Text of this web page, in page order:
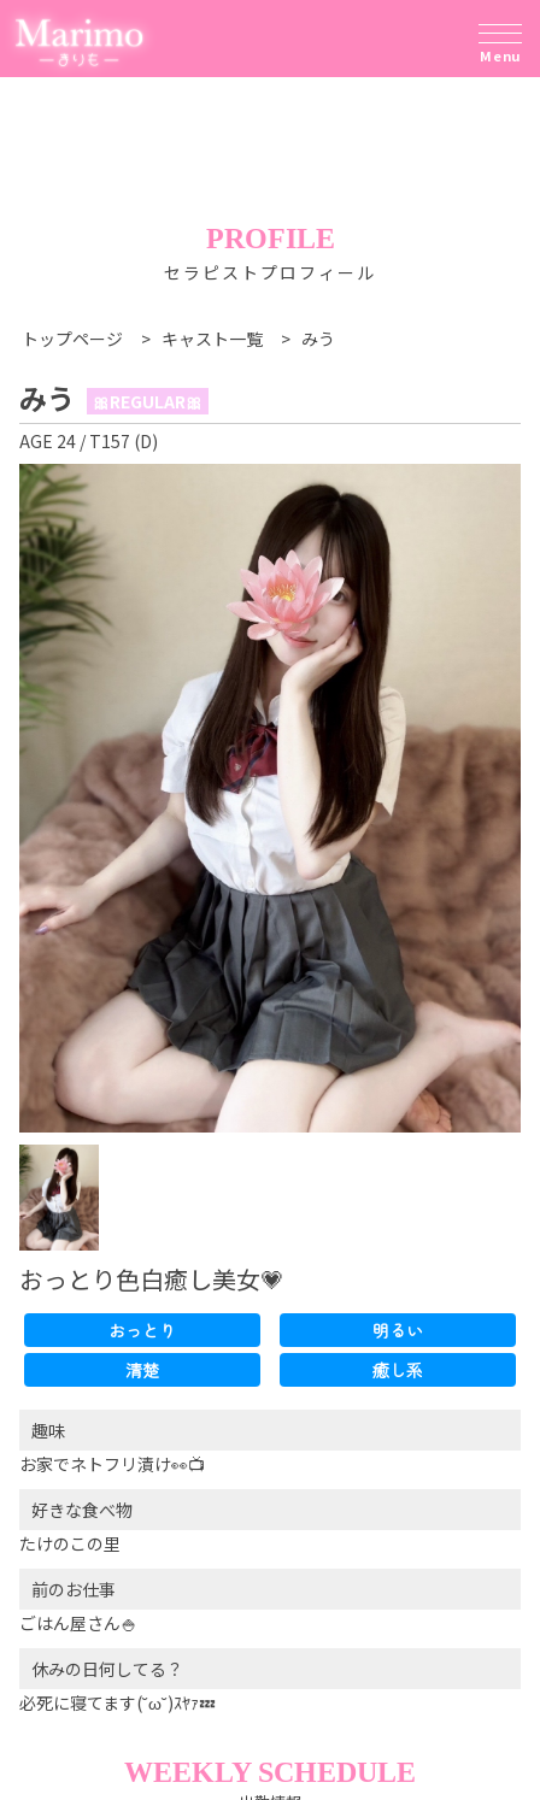
Menu
セラピストプロフィール
PROFILE
トップページ > キャスト一覧 > みう
みう
🎀REGULAR🎀
AGE 24 / T157 (D)
おっとり色白癒し美女💗
おっとり
明るい
清楚
癒し系
趣味
お家でネトフリ漬け👀📺
好きな食べ物
たけのこの里
前のお仕事
ごはん屋さん🍚
休みの日何してる？
必死に寝てます(˘ω˘)ｽﾔｧ💤
WEEKLY SCHEDULE